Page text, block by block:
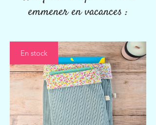
emmener en vacances :
En stock